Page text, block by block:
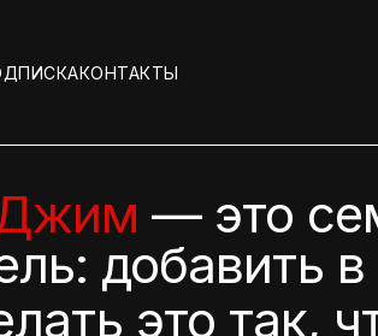
КОНТАКТЫ
добавить
это так,
— это